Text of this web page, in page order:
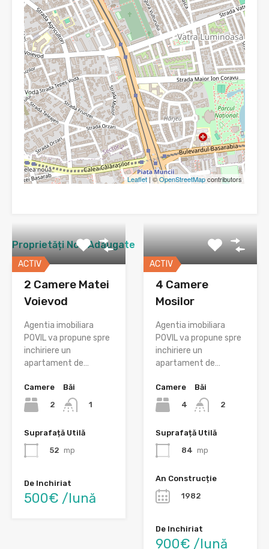
Leaflet| ©OpenStreetMapcontributors
Proprietăți Nou Adaugate
ACTIV
2 Camere Matei
Voievod
Agentia imobiliara
POVIL va propune spre
inchiriere un
apartament de…
Camere
2
Băi
1
Suprafață Utilă
52 mp
De Inchiriat
500€ /lună
ACTIV
4 Camere
Mosilor
Agentia imobiliara
POVIL va propune spre
inchiriere un
apartament de…
Camere
4
Băi
2
Suprafață Utilă
84 mp
An Construcție
1982
De Inchiriat
900€ /lună